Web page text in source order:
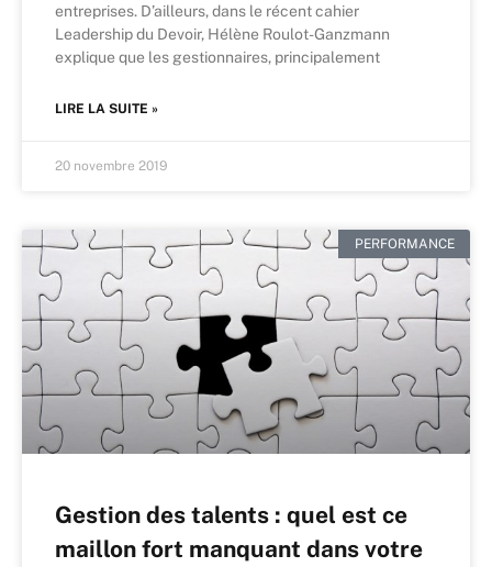
entreprises. D’ailleurs, dans le récent cahier
Leadership du Devoir, Hélène Roulot-Ganzmann
explique que les gestionnaires, principalement
LIRE LA SUITE »
20 novembre 2019
PERFORMANCE
Gestion des talents : quel est ce
maillon fort manquant dans votre